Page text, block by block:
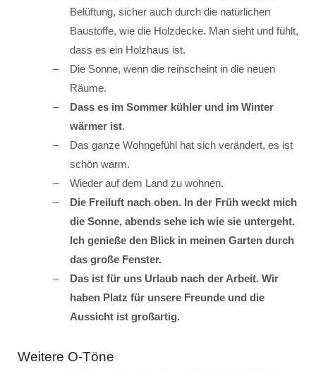
Belüftung, sicher auch durch die natürlichen
Baustoffe, wie die Holzdecke. Man sieht und fühlt,
dass es ein Holzhaus ist.
Die Sonne, wenn die reinscheint in die neuen
Räume.
Dass es im Sommer kühler und im Winter
wärmer ist.
Das ganze Wohngefühl hat sich verändert, es ist
schön warm.
Wieder auf dem Land zu wohnen.
Die Freiluft nach oben. In der Früh weckt mich
die Sonne, abends sehe ich wie sie untergeht.
Ich genieße den Blick in meinen Garten durch
das große Fenster.
Das ist für uns Urlaub nach der Arbeit. Wir
haben Platz für unsere Freunde und die
Aussicht ist großartig.
Weitere O-Töne